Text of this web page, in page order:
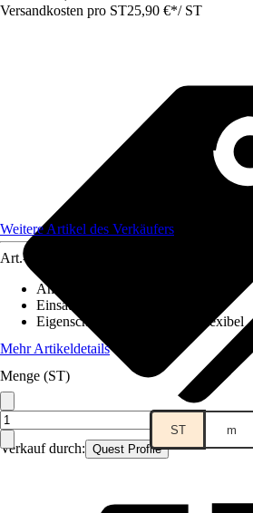
Versandkosten pro ST25,90 €*/ ST
Verkauf durch: Quest Profile
Weitere Artikel des Verkäufers
Art.-Nr.
Anzahl
Einsatzbereich
Eigenschaft
UV-beständig, Flexibel
Mehr Artikeldetails
Menge (ST)
ST m